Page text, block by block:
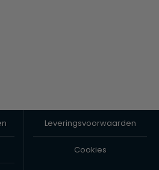
Leveringsvoorwaarden
Cookies